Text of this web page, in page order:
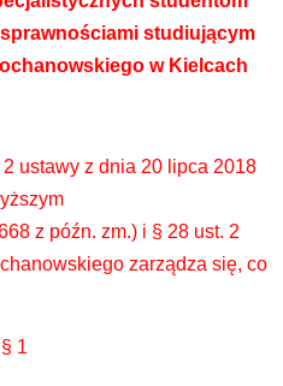
studiującym
w Kielcach
ustawy z dnia 20 lipca 2018
z późn. zm.) i § 28 ust. 2
zarządza się, co
§ 1